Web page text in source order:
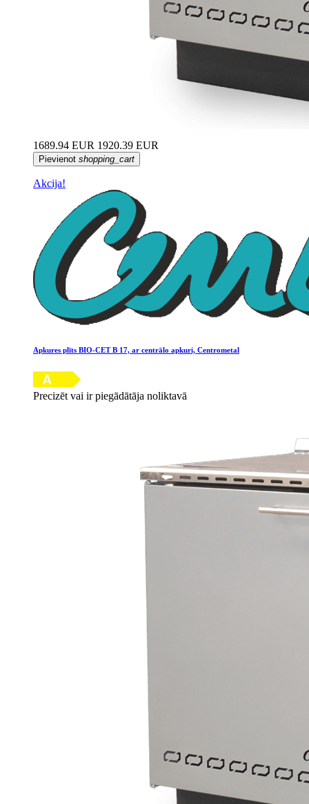
1689.94 EUR 1920.39 EUR
Pievienot shopping_cart
Akcija!
Apkures plīts BIO-CET B 17, ar centrālo apkuri, Centrometal
Precizēt vai ir piegādātāja noliktavā